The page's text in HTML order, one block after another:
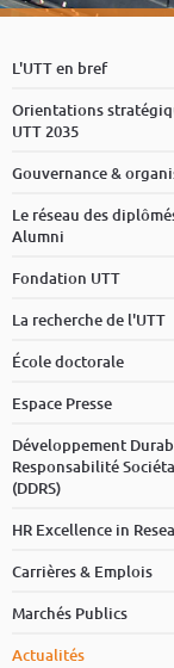
L'UTT en bref
Orientations
UTT 2035
Gouvernance &
Le réseau des
Alumni
Fondation UTT
La recherche de l'UTT
École doctorale
Espace Presse
Développement
Responsabilité
(DDRS)
HR Excellence in
Carrières & Emplois
Marchés Publics
Actualités